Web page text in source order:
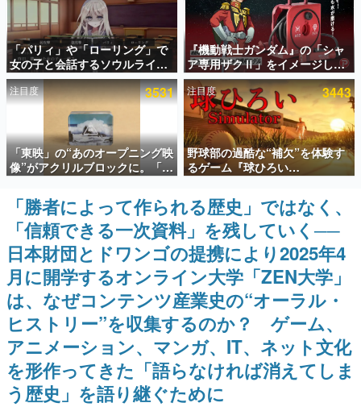
電ファミのいま読まれている記事ランキング
アプリセール情報
インタビュー
連載・特集一覧
殿堂入り記事
SNS拡散数が数千以上！ ページビュー数万以上！ などな
ど。多くの人々に読まれた、電ファミ渾身の“殿堂入り”記
事をまとめました。
ゲームの企画書
名作ゲームクリエイターの方々に製作時のエピソードをお
聞きし、ヒットする企画（ゲーム）とは何か？を探ってい
きます。
赫本
この物語を解いてはいけない。『赫本』は、〈試験問題〉
の形をした短編ホラー小説集です。
新世代に訊く
これからのデジタルゲーム市場を担う若きクリエイター達
の姿を追い、彼らのルーツと情熱を探っていきます。
ゲーム世代の作家たち
「パリィ」や「ローリング」で
女の子と会話するソウルライク
恋愛ゲーム『小早川さんはソウ
ルライク』無料公開。返事に失
敗すると「YOU DIED」
『機動戦士ガンダム』の「シャ
ア専用ザクⅡ」をイメージした
散水ホースリールが予約開始。
本体にはシャアのパーソナルマ
ークやジオン公国軍のエンブレ
ム、型式番号などを配置
注目度 3531
「東映」の“あのオープニング映
像”がアクリルブロックに。「東
映ヒストリカル グッズコレクシ
ョン」が8月下旬より発売
注目度 3443
野球部の過酷な“補欠”を体験す
るゲーム『球ひろい
Simulator』が「1件」のウィッ
シュリストをもとにチェコ語に
対応しSNSで話題に。『キング
ダム・カム』開発元やチェコの
プロ野球選手から称賛の声
「勝者によって作られる歴史」ではなく、
「信頼できる一次資料」を残していく──
日本財団とドワンゴの提携により2025年4
月に開学するオンライン大学「ZEN大学」
は、なぜコンテンツ産業史の“オーラル・
ヒストリー”を収集するのか？ ゲーム、
アニメーション、マンガ、IT、ネット文化
を形作ってきた「語らなければ消えてしま
う歴史」を語り継ぐために